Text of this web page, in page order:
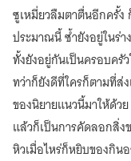
ซูเหมี่ยวลืมตาตื่นอีกครั้ง
ประมาณนี้ ซ้ำยังอยู่ในร่
ทั้งยังอยู่กันเป็นครอบครั
ทว่าก็ยังดีที่ใครก็ตามที่ส่
ของนิยายแนวนี้มาให้ด้วย
แล้วก็เป็นการคัดลอกสิ่ง
หิวเมื่อไหร่ก็หยิบของกิน